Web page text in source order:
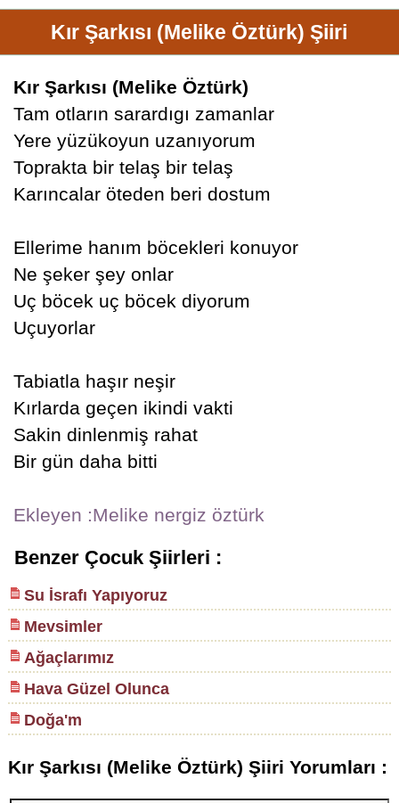
Kır Şarkısı (Melike Öztürk) Şiiri
Kır Şarkısı (Melike Öztürk)
Tam otların sarardıgı zamanlar
Yere yüzükoyun uzanıyorum
Toprakta bir telaş bir telaş
Karıncalar öteden beri dostum
Ellerime hanım böcekleri konuyor
Ne şeker şey onlar
Uç böcek uç böcek diyorum
Uçuyorlar
Tabiatla haşır neşir
Kırlarda geçen ikindi vakti
Sakin dinlenmiş rahat
Bir gün daha bitti
Ekleyen :Melike nergiz öztürk
Benzer Çocuk Şiirleri :
Su İsrafı Yapıyoruz
Mevsimler
Ağaçlarımız
Hava Güzel Olunca
Doğa'm
Kır Şarkısı (Melike Öztürk) Şiiri Yorumları :